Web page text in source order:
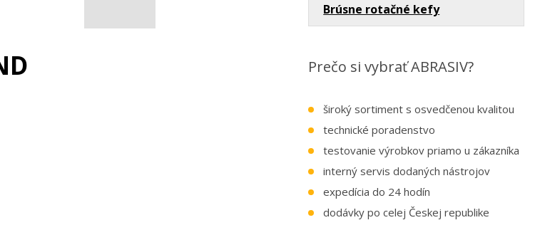
Brúsne rotačné kefy
Prečo si vybrať ABRASIV?
široký sortiment s osvedčenou kvalitou
technické poradenstvo
testovanie výrobkov priamo u zákazníka
interný servis dodaných nástrojov
expedícia do 24 hodín
dodávky po celej Českej republike